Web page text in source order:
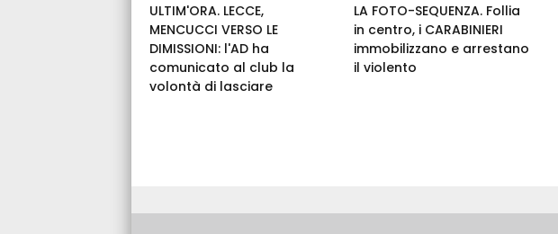
ULTIM'ORA. LECCE,
MENCUCCI VERSO LE
DIMISSIONI: l'AD ha
comunicato al club la
volontà di lasciare
LA FOTO-SEQUENZA. Follia
in centro, i CARABINIERI
immobilizzano e arrestano
il violento